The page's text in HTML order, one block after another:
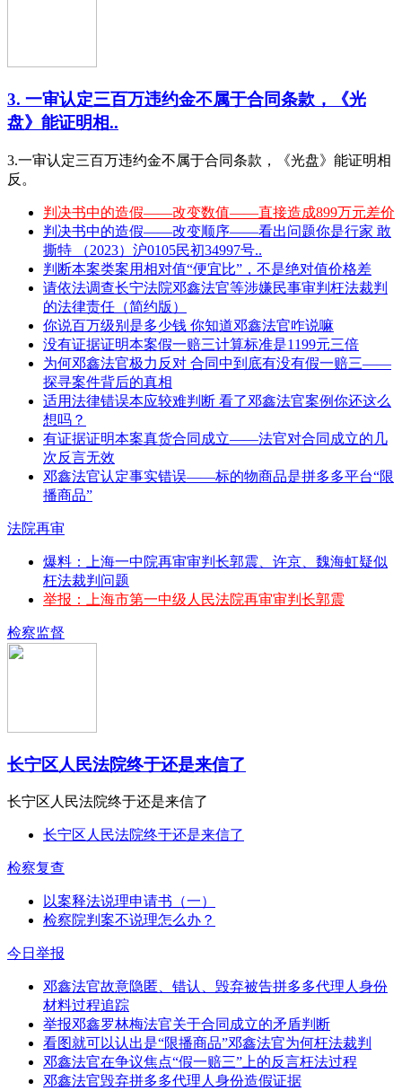
3. 一审认定三百万违约金不属于合同条款，《光
盘》能证明相..
3.一审认定三百万违约金不属于合同条款，《光盘》能证明相
反。
判决书中的造假——改变数值——直接造成899万元差价
判决书中的造假——改变顺序——看出问题你是行家 敢
撕特 （2023）沪0105民初34997号..
判断本案类案用相对值“便宜比”，不是绝对值价格差
请依法调查长宁法院邓鑫法官等涉嫌民事审判枉法裁判
的法律责任（简约版）
你说百万级别是多少钱 你知道邓鑫法官咋说嘛
没有证据证明本案假一赔三计算标准是1199元三倍
为何邓鑫法官极力反对 合同中到底有没有假一赔三——
探寻案件背后的真相
适用法律错误本应较难判断 看了邓鑫法官案例你还这么
想吗？
有证据证明本案真货合同成立——法官对合同成立的几
次反言无效
邓鑫法官认定事实错误——标的物商品是拼多多平台“限
播商品”
法院再审
爆料：上海一中院再审审判长郭震、许京、魏海虹疑似
枉法裁判问题
举报：上海市第一中级人民法院再审审判长郭震
检察监督
长宁区人民法院终于还是来信了
长宁区人民法院终于还是来信了
长宁区人民法院终于还是来信了
检察复查
以案释法说理申请书（一）
检察院判案不说理怎么办？
今日举报
邓鑫法官故意隐匿、错认、毁弃被告拼多多代理人身份
材料过程追踪
举报邓鑫罗林梅法官关于合同成立的矛盾判断
看图就可以认出是“限播商品”邓鑫法官为何枉法裁判
邓鑫法官在争议焦点“假一赔三”上的反言枉法过程
邓鑫法官毁弃拼多多代理人身份造假证据